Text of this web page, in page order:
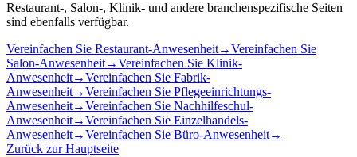
Restaurant-, Salon-, Klinik- und andere branchenspezifische Seiten
sind ebenfalls verfügbar.
Vereinfachen Sie Restaurant-Anwesenheit→Vereinfachen Sie
Salon-Anwesenheit→Vereinfachen Sie Klinik-
Anwesenheit→Vereinfachen Sie Fabrik-
Anwesenheit→Vereinfachen Sie Pflegeeinrichtungs-
Anwesenheit→Vereinfachen Sie Nachhilfeschul-
Anwesenheit→Vereinfachen Sie Einzelhandels-
Anwesenheit→Vereinfachen Sie Büro-Anwesenheit→
Zurück zur Hauptseite